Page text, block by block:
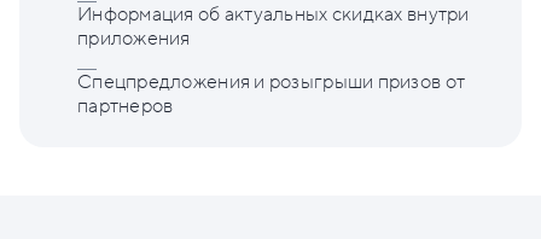
Информация об актуальных скидках внутри
приложения
Спецпредложения и розыгрыши призов от
партнеров